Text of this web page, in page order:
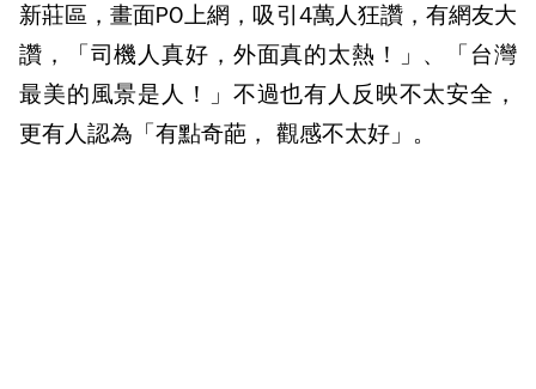
新莊區，畫面PO上網，吸引4萬人狂讚，有網友大
讚，「司機人真好，外面真的太熱！」、「台灣
最美的風景是人！」不過也有人反映不太安全，
更有人認為「有點奇葩， 觀感不太好」。